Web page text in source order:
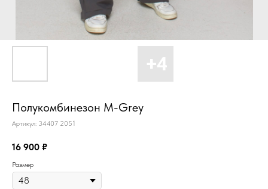
Полукомбинезон M-Grey
Артикул: 34407 2051
16 900 ₽
Размер